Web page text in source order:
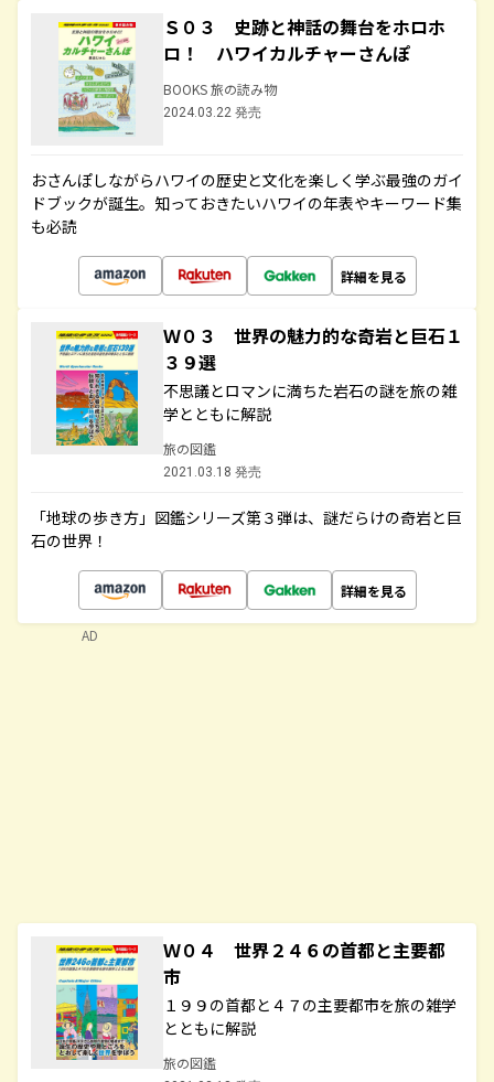
Ｓ０３ 史跡と神話の舞台をホロホ
ロ！ ハワイカルチャーさんぽ
BOOKS 旅の読み物
2024.03.22 発売
おさんぽしながらハワイの歴史と文化を楽しく学ぶ最強のガイ
ドブックが誕生。知っておきたいハワイの年表やキーワード集
も必読
詳細を見る
Ｗ０３ 世界の魅力的な奇岩と巨石１
３９選
不思議とロマンに満ちた岩石の謎を旅の雑
学とともに解説
旅の図鑑
2021.03.18 発売
「地球の歩き方」図鑑シリーズ第３弾は、謎だらけの奇岩と巨
石の世界！
詳細を見る
Ｗ０４ 世界２４６の首都と主要都
市
１９９の首都と４７の主要都市を旅の雑学
とともに解説
旅の図鑑
AD